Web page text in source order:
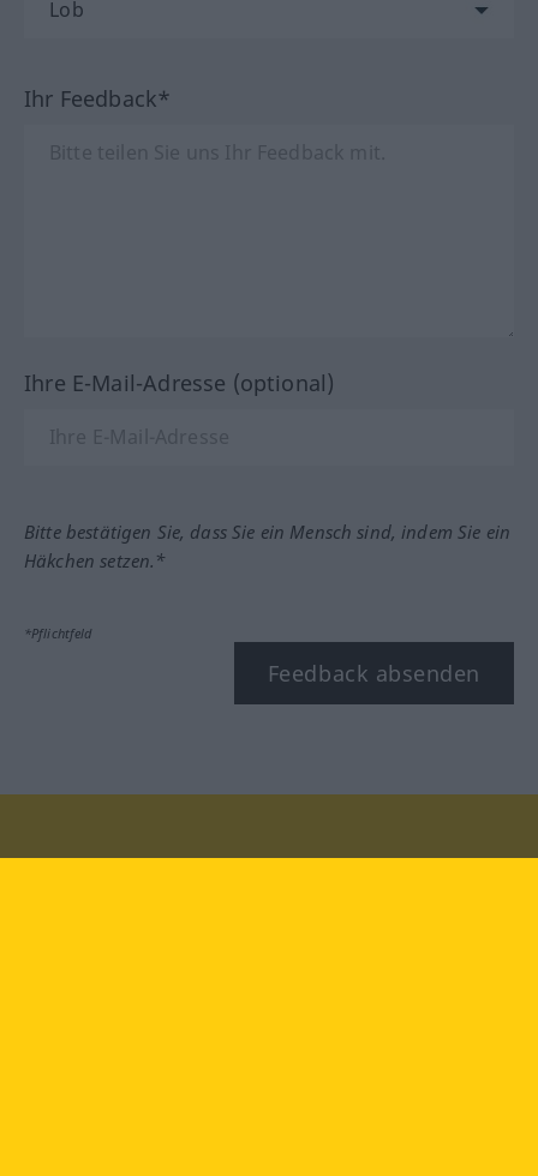
Ihr Feedback*
Ihre E-Mail-Adresse (optional)
Bitte bestätigen Sie, dass Sie ein Mensch sind, indem Sie ein
Häkchen setzen.*
*Pflichtfeld
Feedback absenden
Besuchen Sie uns auf: